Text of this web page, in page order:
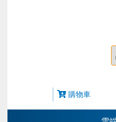
購物車